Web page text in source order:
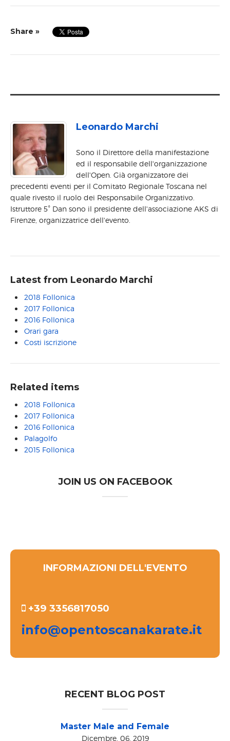
Share »
Leonardo Marchi
Sono il Direttore della manifestazione
ed il responsabile dell'organizzazione
dell'Open. Già organizzatore dei
precedenti eventi per il Comitato Regionale Toscana nel
quale rivesto il ruolo dei Responsabile Organizzativo.
Istruttore 5° Dan sono il presidente dell'associazione AKS di
Firenze, organizzatrice dell'evento.
Latest from Leonardo Marchi
2018 Follonica
2017 Follonica
2016 Follonica
Orari gara
Costi iscrizione
Related items
2018 Follonica
2017 Follonica
2016 Follonica
Palagolfo
2015 Follonica
JOIN US ON FACEBOOK
INFORMAZIONI DELL'EVENTO
+39 3356817050
info@opentoscanakarate.it
RECENT BLOG POST
Master Male and Female
Dicembre, 06, 2019